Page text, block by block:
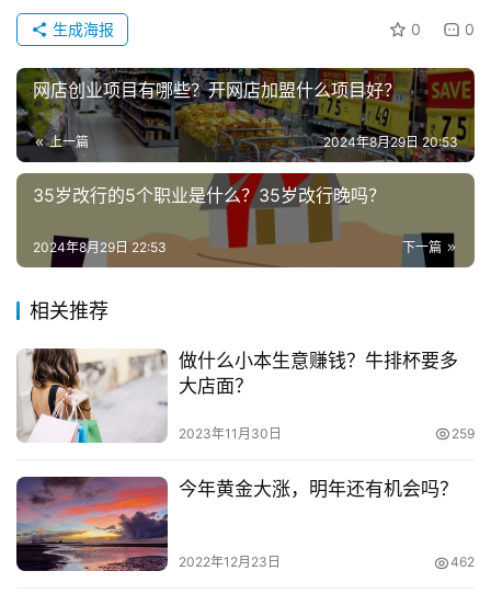
小
本
创
业
兼
职
目
电
创
业
业
项
目
能从小巧便宜的商品入手了，前期先通过小商品打开市场，
等以后有收入再购置其他的商品。
4、裁缝铺
如果你手头有一万元本钱的话，我们也可以考虑开
一家裁缝铺，所需的花费也比较少。而且裁缝铺所需的设备
少，只需一台缝纫机，加上剪刀针线米尺之类的工具，不过
几百块钱。不过，相对于一般的创业项目，裁缝铺需要的技
术含量比较高，因此想要开缝纫铺的创业者需要先学习一下
缝纫技术。
其实生活中只要你细心观察的话，会发现一万元创
业项目还是很多的，因此如果你只有1万本钱想要创业的
话，我们不妨试试以上这些项目，这些项目都是小成本高利
润的。只要你肯吃苦能坚持下来，就能够赚大钱!
推荐阅读：
哪些平台能接受个人网店创业?个人开淘宝还是拼
0 0
生成海报
网店创业项目有哪些？开网店加盟什么项目好？
上一篇 2024年8月29日 20:53
35岁改行的5个职业是什么？35岁改行晚吗？
下一篇
2024年8月29日 22:53
相关推荐
做什么小本生意赚钱？牛排杯要多
大店面？
2023年11月30日 259
今年黄金大涨，明年还有机会吗？
2022年12月23日 462